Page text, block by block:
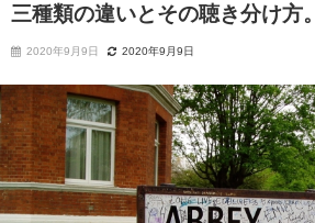
三種類の違いとその聴き分け方。
2020年9月9日 2020年9月9日